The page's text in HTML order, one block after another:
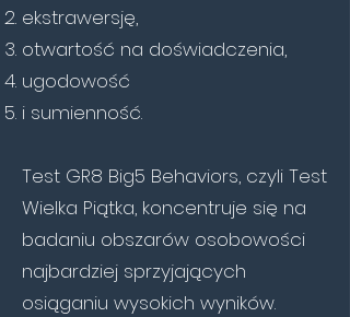
ekstrawersję,
otwartość na doświadczenia,
ugodowość
i sumienność.
Test GR8 Big5 Behaviors, czyli Test
Wielka Piątka, koncentruje się na
badaniu obszarów osobowości
najbardziej sprzyjających
osiąganiu wysokich wyników.